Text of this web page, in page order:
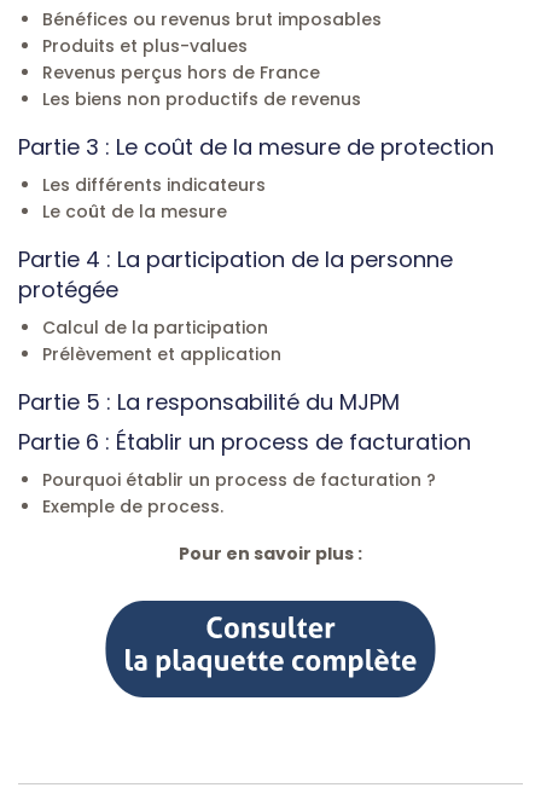
Bénéfices ou revenus brut imposables
Produits et plus-values
Revenus perçus hors de France
Les biens non productifs de revenus
Partie 3 : Le coût de la mesure de protection
Les différents indicateurs
Le coût de la mesure
Partie 4 : La participation de la personne
protégée
Calcul de la participation
Prélèvement et application
Partie 5 : La responsabilité du MJPM
Partie 6 : Établir un process de facturation
Pourquoi établir un process de facturation ?
Exemple de process.
Pour en savoir plus :